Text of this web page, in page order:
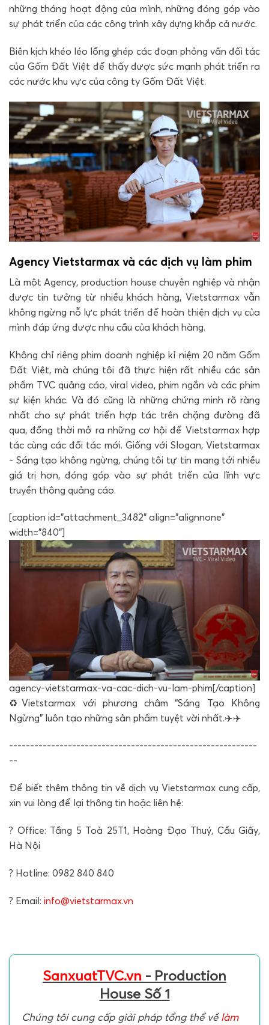
những tháng hoạt động của mình, những đóng góp vào
sự phát triển của các công trình xây dựng khắp cả nước.
Biên kịch khéo léo lồng ghép các đoạn phỏng vấn đối tác
của Gốm Đất Việt để thấy được sức mạnh phát triển ra
các nước khu vực của công ty Gốm Đất Việt.
Agency Vietstarmax và các dịch vụ làm phim
Là một Agency, production house chuyên nghiệp và nhận
được tin tưởng từ nhiều khách hàng, Vietstarmax vẫn
không ngừng nỗ lực phát triển để hoàn thiện dịch vụ của
mình đáp ứng được nhu cầu của khách hàng.
Không chỉ riêng phim doanh nghiệp kỉ niệm 20 năm Gốm
Đất Việt, mà chúng tôi đã thực hiện rất nhiều các sản
phẩm TVC quảng cáo, viral video, phim ngắn và các phim
sự kiện khác. Và đó cũng là những chứng minh rõ ràng
nhất cho sự phát triển hợp tác trên chặng đường đã
qua, đồng thời mở ra những cơ hội để Vietstarmax hợp
tác cùng các đối tác mới. Giống với Slogan, Vietstarmax
- Sáng tạo không ngừng, chúng tôi tự tin mang tới nhiều
giá trị hơn, đóng góp vào sự phát triển của lĩnh vực
truyền thông quảng cáo.
[caption id="attachment_3482" align="alignnone"
width="840"]
agency-vietstarmax-va-cac-dich-vu-lam-phim[/caption]
♻️Vietstarmax với phương châm “Sáng Tạo Không
Ngừng” luôn tạo những sản phẩm tuyệt vời nhất.✈️✈️
-----------------------------------------------------------
--
Để biết thêm thông tin về dịch vụ Vietstarmax cung cấp,
xin vui lòng để lại thông tin hoặc liên hệ:
? Office: Tầng 5 Toà 25T1, Hoàng Đạo Thuý, Cầu Giấy,
Hà Nội
? Hotline: 0982 840 840
? Email: info@vietstarmax.vn
SanxuatTVC.vn - Production
House Số 1
Chúng tôi cung cấp giải pháp tổng thể vềlàm